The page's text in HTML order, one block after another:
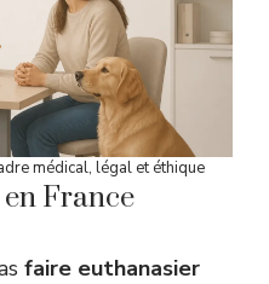
médical, légal et éthique
France
faire euthanasier